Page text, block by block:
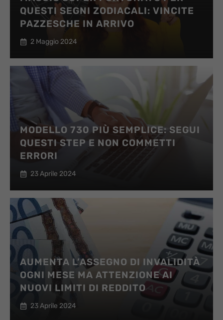
QUESTI SEGNI ZODIACALI: VINCITE
PAZZESCHE IN ARRIVO
2 Maggio 2024
MODELLO 730 PIÙ SEMPLICE: SEGUI
QUESTI STEP E NON COMMETTI
ERRORI
23 Aprile 2024
AUMENTA L’ASSEGNO DI INVALIDITÀ
OGNI MESE MA ATTENZIONE AI
NUOVI LIMITI DI REDDITO
23 Aprile 2024